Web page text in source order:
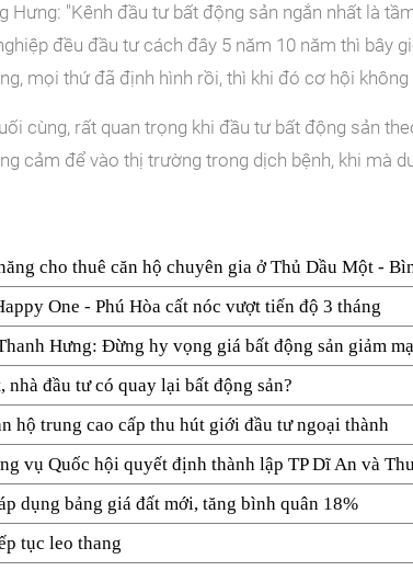
Hưng: "Kênh đầu tư bất động sản ngắn nhất là
đều đầu tư cách đây 5 năm 10 năm thì bây
mọi thứ đã định hình rồi, thì khi đó cơ hội
cùng, rất quan trọng khi đầu tư bất động sản
cảm để vào thị trường trong dịch bệnh, khi mà
cho thuê căn hộ chuyên gia ở Thủ Dầu Một -
One - Phú Hòa cất nóc vượt tiến độ 3 tháng
Hưng: Đừng hy vọng giá bất động sản giảm
nhà đầu tư có quay lại bất động sản?
hộ trung cao cấp thu hút giới đầu tư ngoại thành
vụ Quốc hội quyết định thành lập TP Dĩ An và
dụng bảng giá đất mới, tăng bình quân 18%
tục leo thang